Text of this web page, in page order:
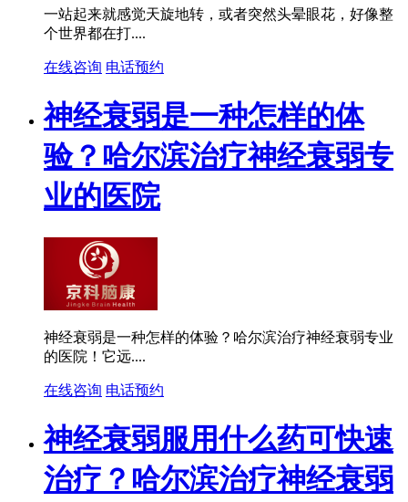
一站起来就感觉天旋地转，或者突然头晕眼花，好像整
个世界都在打....
在线咨询 电话预约
神经衰弱是一种怎样的体
验？哈尔滨治疗神经衰弱专
业的医院
神经衰弱是一种怎样的体验？哈尔滨治疗神经衰弱专业
的医院！它远....
在线咨询 电话预约
神经衰弱服用什么药可快速
治疗？哈尔滨治疗神经衰弱